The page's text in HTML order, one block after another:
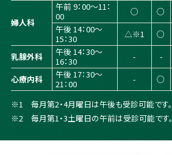
婦人科
午前 9：00～11：
00
○ ○
午後 14：00～
15：30
△※1 ○
乳腺外科
午後 14：30～
16：30
- -
心療内科
午後 17：30～
21：00
- ○
※1 毎月第2・4月曜日は午後も受診可能です。
※2 毎月第1・3土曜日の午前は受診可能です。